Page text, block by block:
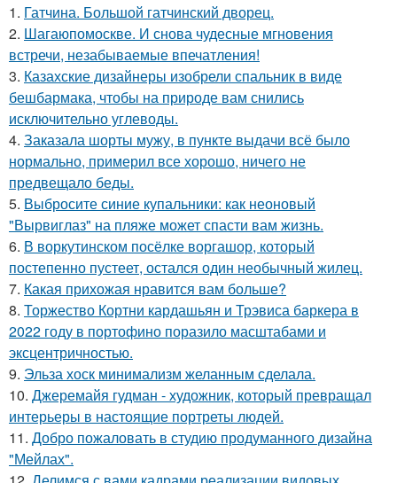
1. Гатчина. Большой гатчинский дворец.
2. Шагаюпомоскве. И снова чудесные мгновения
встречи, незабываемые впечатления!
3. Казахские дизайнеры изобрели спальник в виде
бешбармака, чтобы на природе вам снились
исключительно углеводы.
4. Заказала шорты мужу, в пункте выдачи всё было
нормально, примерил все хорошо, ничего не
предвещало беды.
5. Выбросите синие купальники: как неоновый
"Вырвиглаз" на пляже может спасти вам жизнь.
6. В воркутинском посёлке воргашор, который
постепенно пустеет, остался один необычный жилец.
7. Какая прихожая нравится вам больше?
8. Торжество Кортни кардашьян и Трэвиса баркера в
2022 году в портофино поразило масштабами и
эксцентричностью.
9. Эльза хоск минимализм желанным сделала.
10. Джеремайя гудман - художник, который превращал
интерьеры в настоящие портреты людей.
11. Добро пожаловать в студию продуманного дизайна
"Мейлах".